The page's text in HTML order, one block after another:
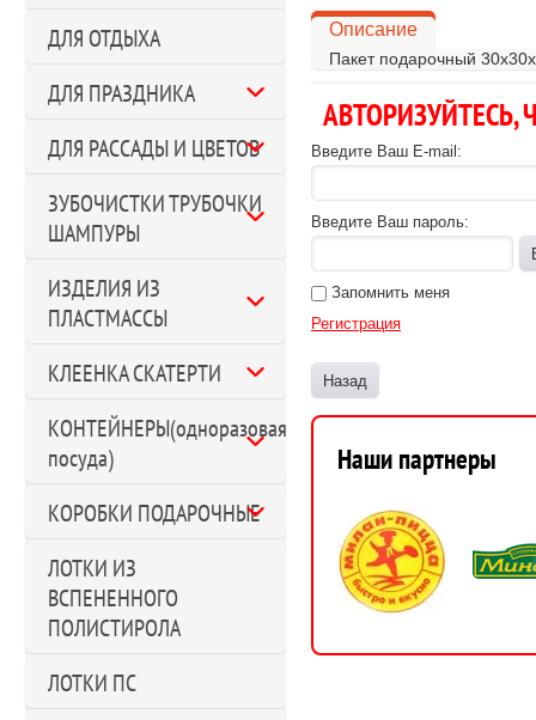
ДЛЯ ОТДЫХА
ДЛЯ ПРАЗДНИКА
ДЛЯ РАССАДЫ И ЦВЕТОВ
ЗУБОЧИСТКИ ТРУБОЧКИ
ШАМПУРЫ
ИЗДЕЛИЯ ИЗ
ПЛАСТМАССЫ
КЛЕЕНКА СКАТЕРТИ
КОНТЕЙНЕРЫ(одноразовая
посуда)
КОРОБКИ ПОДАРОЧНЫЕ
ЛОТКИ ИЗ
ВСПЕНЕННОГО
ПОЛИСТИРОЛА
ЛОТКИ ПС
Описание
Пакет подарочный
Введите Ваш E-mail:
Введите Ваш пароль:
Запомнить меня
Регистрация
Назад
Наши партнеры